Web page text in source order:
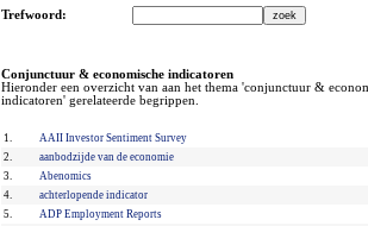
Trefwoord:
Conjunctuur & economische indicatoren
Hieronder een overzicht van aan het thema 'conjunctuur &
indicatoren' gerelateerde begrippen.
1.
AAII Investor Sentiment Survey
2.
aanbodzijde van de economie
3.
Abenomics
4.
achterlopende indicator
5.
ADP Employment Reports